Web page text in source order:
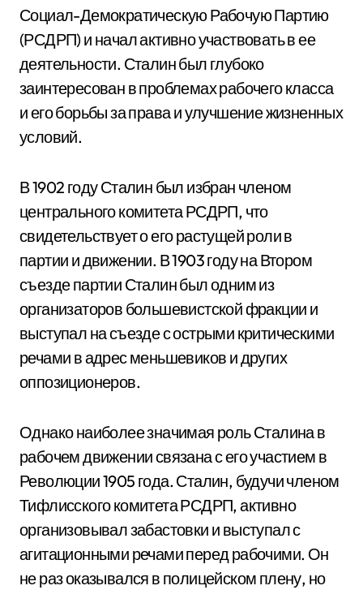
Социал-Демократическую Рабочую Партию
(РСДРП) и начал активно участвовать в ее
деятельности. Сталин был глубоко
заинтересован в проблемах рабочего класса
и его борьбы за права и улучшение жизненных
условий.
В 1902 году Сталин был избран членом
центрального комитета РСДРП, что
свидетельствует о его растущей роли в
партии и движении. В 1903 году на Втором
съезде партии Сталин был одним из
организаторов большевистской фракции и
выступал на съезде с острыми критическими
речами в адрес меньшевиков и других
оппозиционеров.
Однако наиболее значимая роль Сталина в
рабочем движении связана с его участием в
Революции 1905 года. Сталин, будучи членом
Тифлисского комитета РСДРП, активно
организовывал забастовки и выступал с
агитационными речами перед рабочими. Он
не раз оказывался в полицейском плену, но